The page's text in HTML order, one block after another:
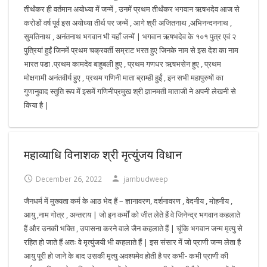
तीर्थंकर ही वर्तमान अयोध्या में जन्में , उनमें प्रथम तीर्थंकर भगवान ऋषभदेव आज से
करोडों वर्ष पूर्व इस अयोध्या तीर्थ पर जन्में , आगे श्री अजितनाथ ,अभिनन्दननाथ ,
सुमतिनाथ , अनंतनाथ भगवान भी यहाँ जन्में | भगवान ऋषभदेव के १०१ पुत्र एवं २
पुत्रियां हुईं जिनमें प्रथम चक्रवर्ती सम्राट भरत हुए जिनके नाम से इस देश का नाम
भारत पडा .प्रथम कामदेव बाहुबली हुए , प्रथम गणधर ऋषभसेन हुए , प्रथम
मोक्षगामी अनंतवीर्य हुए , प्रथम गणिनी माता ब्राम्ही हुईं , इन सभी महापुरुषों का
गुणानुवाद स्तुति रूप में इसमें गणिनीप्रमुख श्री ज्ञानमती माताजी ने अपनी लेखनी से
किया है |
महाव्याधि विनाशक श्री मृत्युंजय विधान
December 26, 2022 jambudweep
जैनधर्म में मुख्यता कर्म के आठ भेद हैं – ज्ञानावरण, दर्शनावरण , वेदनीय , मोहनीय ,
आयु ,नाम गोत्र , अन्तराय | जो इन कर्मों को जीत लेते हैं वे जिनेन्द्र भगवान कहलाते
हैं और उनकी भक्ति , उपासना करने वाले जैन कहलाते हैं | चूंकि भगवान जन्म मृत्यु से
रहित हो जाते हैं अतः वे मृत्युंजयी भी कहलाते हैं | इस संसार में जो प्राणी जन्म लेता है
आयु पूरी हो जाने के बाद उसकी मृत्यु अवश्यमेव होती है पर कभी- कभी प्राणी की